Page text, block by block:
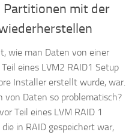
Partitionen mit der
wie man Daten von einer
eines LVM2 RAID1 Setup
Installer erstellt wurde, war.
von Daten so problematisch?
Teil eines LVM RAID 1
in RAID gespeichert war,